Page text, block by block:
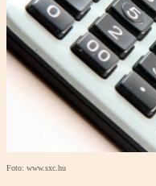
Foto: www.sxc.hu